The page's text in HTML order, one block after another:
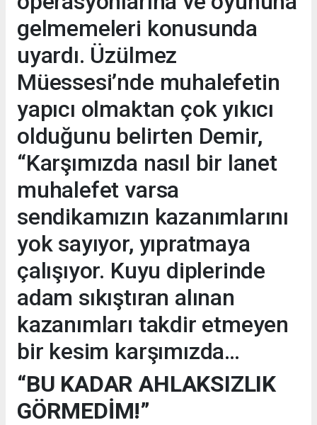
gelmemeleri konusunda
uyardı. Üzülmez
Müessesi’nde muhalefetin
yapıcı olmaktan çok yıkıcı
olduğunu belirten Demir,
“Karşımızda nasıl bir lanet
muhalefet varsa
sendikamızın kazanımlarını
yok sayıyor, yıpratmaya
çalışıyor. Kuyu diplerinde
adam sıkıştıran alınan
kazanımları takdir etmeyen
bir kesim karşımızda…
“BU KADAR AHLAKSIZLIK
GÖRMEDİM!”